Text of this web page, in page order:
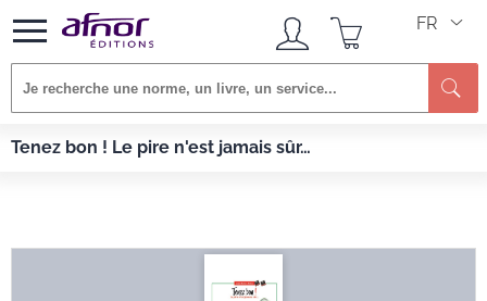
FR
Tenez bon ! Le pire n'est jamais sûr…
Afnor EDITIONS Livres Tenez bon ! Le pire n'est jamais sûr…